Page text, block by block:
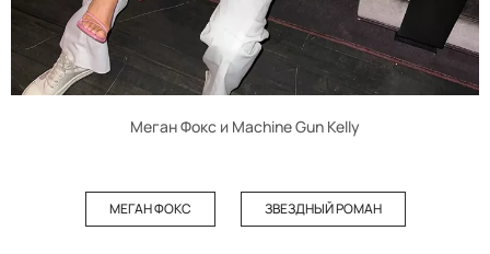
Меган Фокс и Machine Gun Kelly
МЕГАН ФОКС ЗВЕЗДНЫЙ РОМАН